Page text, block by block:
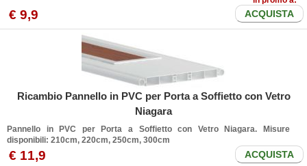
€ 9,9 ACQUISTA
Ricambio Pannello in PVC per Porta a Soffietto con Vetro
Niagara
Pannello in PVC per Porta a Soffietto con Vetro Niagara. Misure
disponibili: 210cm, 220cm, 250cm, 300cm
€ 11,9 ACQUISTA